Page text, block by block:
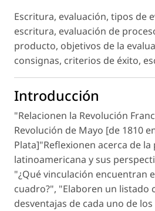
Escritura, evaluación, tipos de
escritura, evaluación de
producto, objetivos de la
consignas, criterios de éxito,
Introducción
"Relacionen la Revolución
Revolución de Mayo [de 1810
Plata]"Reflexionen acerca de
latinoamericana y sus
"¿Qué vinculación encuentran
cuadro?", "Elaboren un listado
desventajas de cada uno de